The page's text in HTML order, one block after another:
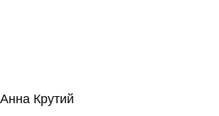
Анна Крутий